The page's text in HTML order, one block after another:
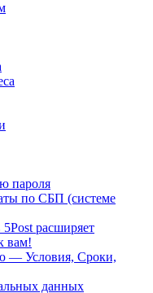
пароля
по СБП (системе
расширяет
вам!
— Условия, Сроки,
данных